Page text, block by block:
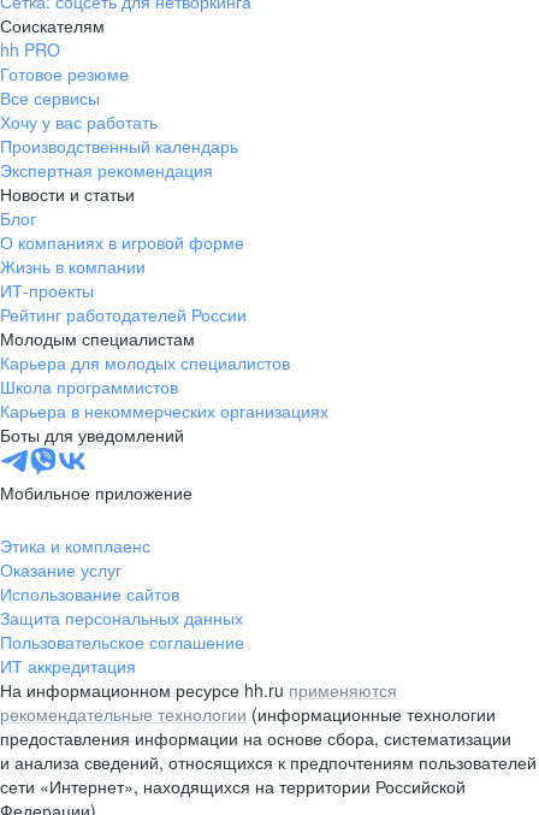
Соискателям
hh PRO
Готовое резюме
Все сервисы
Хочу у вас работать
Производственный календарь
Экспертная рекомендация
Новости и статьи
Блог
О компаниях в игровой форме
Жизнь в компании
ИТ-проекты
Рейтинг работодателей России
Молодым специалистам
Карьера для молодых специалистов
Школа программистов
Карьера в некоммерческих организациях
Боты для уведомлений
Мобильное приложение
Этика и комплаенс
Оказание услуг
Использование сайтов
Защита персональных данных
Пользовательское соглашение
ИТ аккредитация
На информационном ресурсе hh.ru применяются
рекомендательные технологии (информационные технологии
предоставления информации на основе сбора, систематизации
и анализа сведений, относящихся к предпочтениям пользователей
сети «Интернет», находящихся на территории Российской
Федерации)